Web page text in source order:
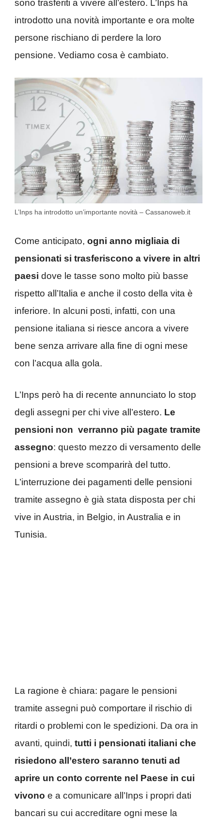
sono trasferiti a vivere all’estero. L’Inps ha
introdotto una novità importante e ora molte
persone rischiano di perdere la loro
pensione. Vediamo cosa è cambiato.
L’Inps ha introdotto un’importante novità – Cassanoweb.it
Come anticipato, ogni anno migliaia di
pensionati si trasferiscono a vivere in altri
paesi dove le tasse sono molto più basse
rispetto all’Italia e anche il costo della vita è
inferiore. In alcuni posti, infatti, con una
pensione italiana si riesce ancora a vivere
bene senza arrivare alla fine di ogni mese
con l’acqua alla gola.
L’Inps però ha di recente annunciato lo stop
degli assegni per chi vive all’estero. Le
pensioni non verranno più pagate tramite
assegno: questo mezzo di versamento delle
pensioni a breve scomparirà del tutto.
L’interruzione dei pagamenti delle pensioni
tramite assegno è già stata disposta per chi
vive in Austria, in Belgio, in Australia e in
Tunisia.
La ragione è chiara: pagare le pensioni
tramite assegni può comportare il rischio di
ritardi o problemi con le spedizioni. Da ora in
avanti, quindi, tutti i pensionati italiani che
risiedono all’estero saranno tenuti ad
aprire un conto corrente nel Paese in cui
vivono e a comunicare all’Inps i propri dati
bancari su cui accreditare ogni mese la